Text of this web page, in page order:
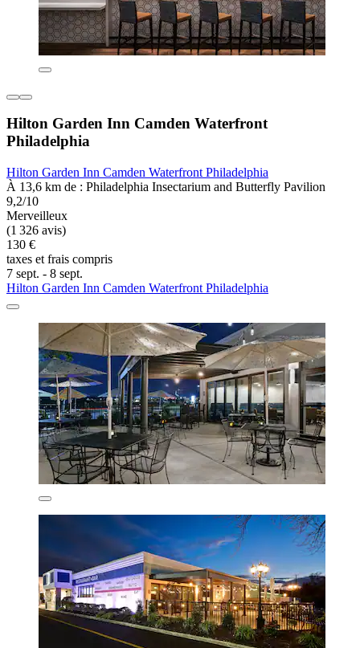
Hilton Garden Inn Camden Waterfront
Philadelphia
Hilton Garden Inn Camden Waterfront Philadelphia
À 13,6 km de : Philadelphia Insectarium and Butterfly Pavilion
9,2/10
Merveilleux
(1 326 avis)
130 €
taxes et frais compris
7 sept. - 8 sept.
Hilton Garden Inn Camden Waterfront Philadelphia